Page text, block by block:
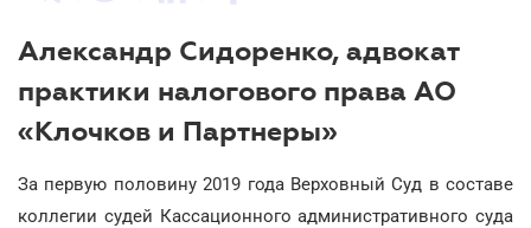
Александр Сидоренко, адвокат
практики налогового права АО
«Клочков и Партнеры»
За первую половину 2019 года Верховный Суд в составе
коллегии судей Кассационного административного суда